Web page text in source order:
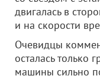
двигалась в
и на скорости
Очевидцы
осталась только
машины сильно